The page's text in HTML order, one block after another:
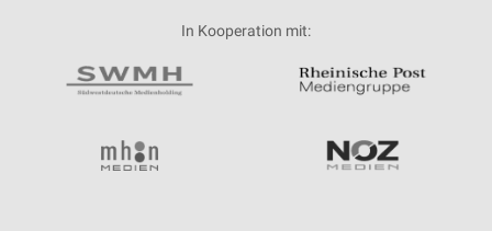
In Kooperation mit: